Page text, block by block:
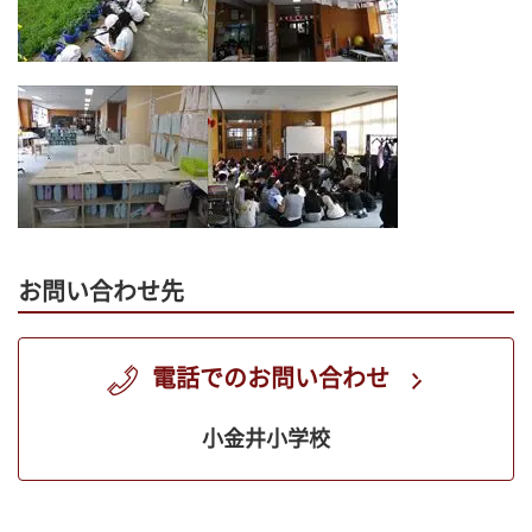
お問い合わせ先
電話でのお問い合わせ
小金井小学校